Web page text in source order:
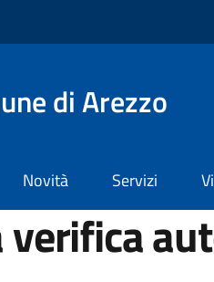
di Arezzo
Novità Servizi
verifica